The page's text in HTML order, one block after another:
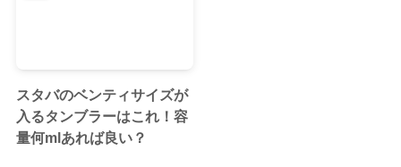
スタバのベンティサイズが
入るタンブラーはこれ！容
量何mlあれば良い？